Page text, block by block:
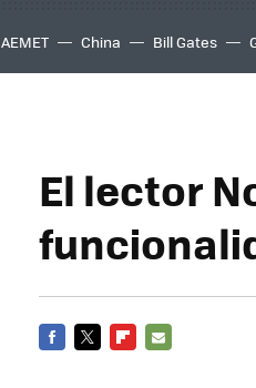
AEMET China Bill Gates
El lector